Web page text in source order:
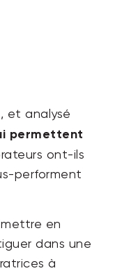
et analysé
permettent
ont-ils
performent
en
dans une
à